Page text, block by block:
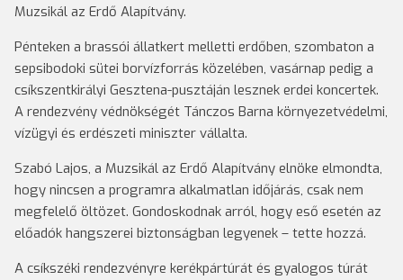
Muzsikál az Erdő Alapítvány.
Pénteken a brassói állatkert melletti erdőben, szombaton a
sepsibodoki sütei borvízforrás közelében, vasárnap pedig a
csíkszentkirályi Gesztena-pusztáján lesznek erdei koncertek.
A rendezvény védnökségét Tánczos Barna környezetvédelmi,
vízügyi és erdészeti miniszter vállalta.
Szabó Lajos, a Muzsikál az Erdő Alapítvány elnöke elmondta,
hogy nincsen a programra alkalmatlan időjárás, csak nem
megfelelő öltözet. Gondoskodnak arról, hogy eső esetén az
előadók hangszerei biztonságban legyenek – tette hozzá.
A csíkszéki rendezvényre kerékpártúrát és gyalogos túrát